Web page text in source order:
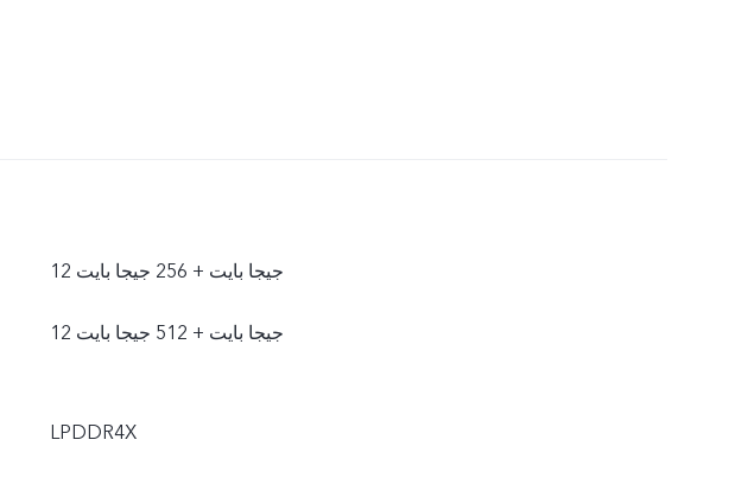
12 جيجا بايت + 256 جيجا بايت
12 جيجا بايت + 512 جيجا بايت
LPDDR4X